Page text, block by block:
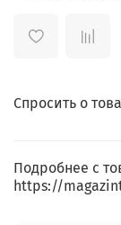
Спросить о
Подробнее с
https://